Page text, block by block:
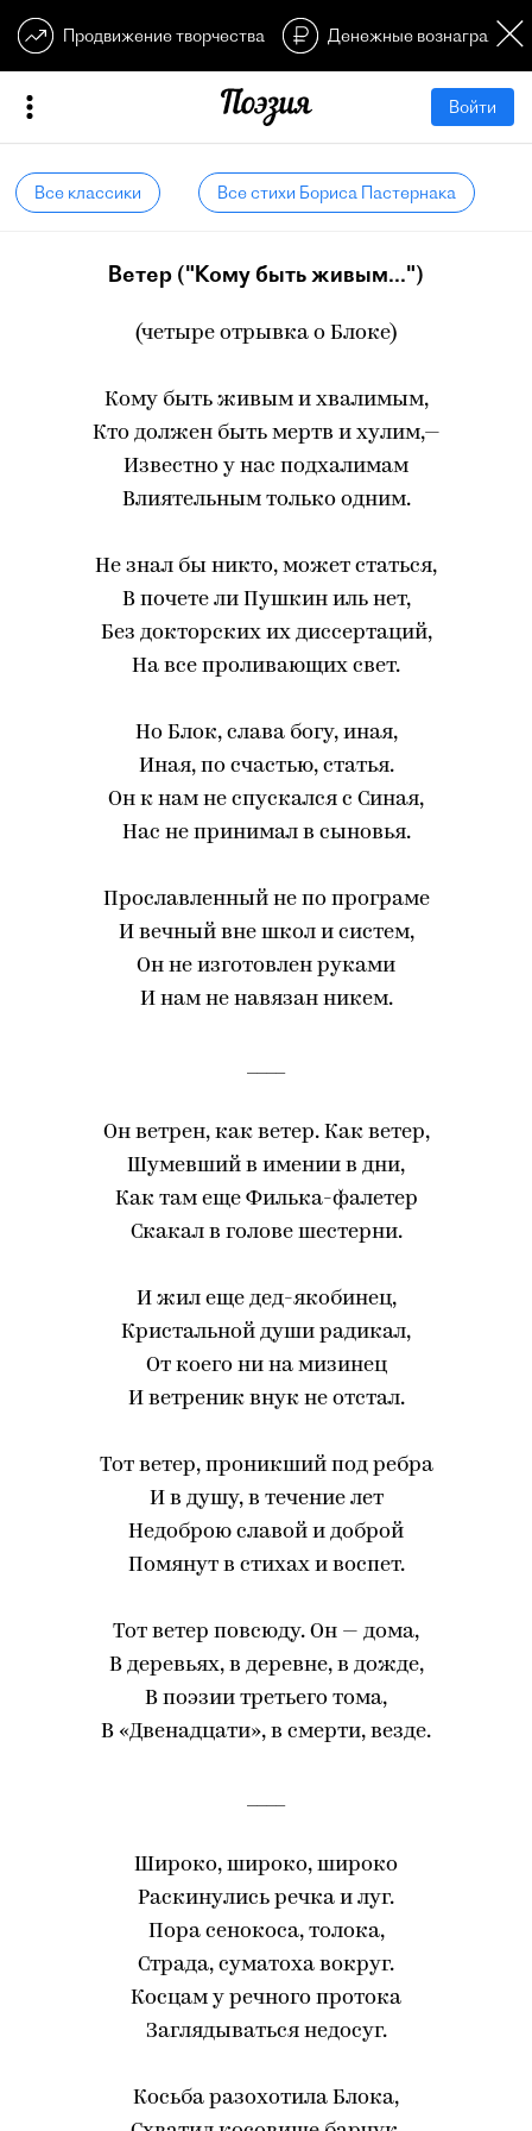
Продвижение творчества Денежные
Войти
Все классики Все стихи Бориса Пастернака
Ветер ("Кому быть живым...")
(четыре отрывка о Блоке)
Кому быть живым и хвалимым,
Кто должен быть мертв и хулим,—
Известно у нас подхалимам
Влиятельным только одним.
Не знал бы никто, может статься,
В почете ли Пушкин иль нет,
Без докторских их диссертаций,
На все проливающих свет.
Но Блок, слава богу, иная,
Иная, по счастью, статья.
Он к нам не спускался с Синая,
Нас не принимал в сыновья.
Прославленный не по програме
И вечный вне школ и систем,
Он не изготовлен руками
И нам не навязан никем.
Он ветрен, как ветер. Как ветер,
Шумевший в имении в дни,
Как там еще Филька-фалетер
Скакал в голове шестерни.
И жил еще дед-якобинец,
Кристальной души радикал,
От коего ни на мизинец
И ветреник внук не отстал.
Тот ветер, проникший под ребра
И в душу, в течение лет
Недоброю славой и доброй
Помянут в стихах и воспет.
Тот ветер повсюду. Он — дома,
В деревьях, в деревне, в дожде,
В поэзии третьего тома,
В «Двенадцати», в смерти, везде.
Широко, широко, широко
Раскинулись речка и луг.
Пора сенокоса, толока,
Страда, суматоха вокруг.
Косцам у речного протока
Заглядываться недосуг.
Косьба разохотила Блока,